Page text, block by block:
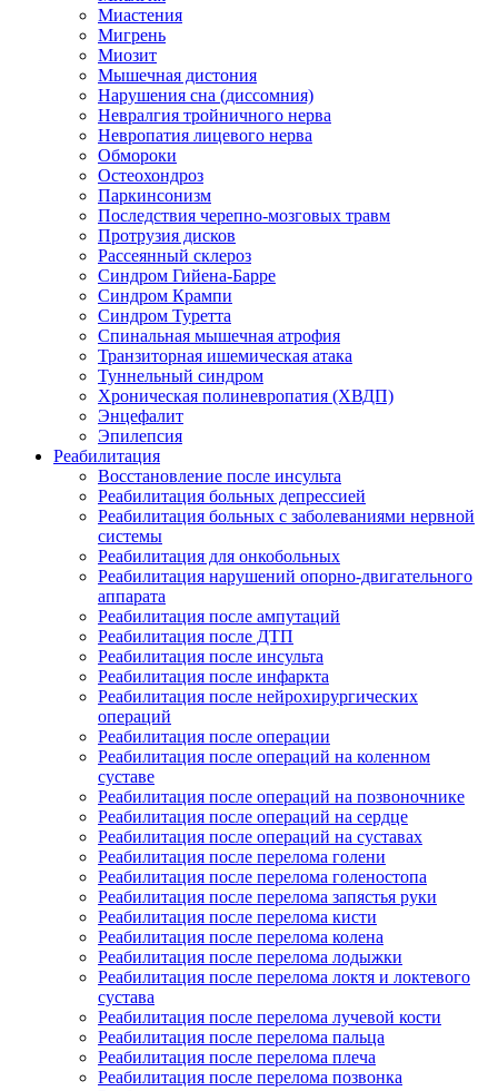
Миастения
Мигрень
Миозит
Мышечная дистония
Нарушения сна (диссомния)
Невралгия тройничного нерва
Невропатия лицевого нерва
Обмороки
Остеохондроз
Паркинсонизм
Последствия черепно-мозговых травм
Протрузия дисков
Рассеянный склероз
Синдром Гийена-Барре
Синдром Крампи
Синдром Туретта
Спинальная мышечная атрофия
Транзиторная ишемическая атака
Туннельный синдром
Хроническая полиневропатия (ХВДП)
Энцефалит
Эпилепсия
Реабилитация
Восстановление после инсульта
Реабилитация больных депрессией
Реабилитация больных с заболеваниями нервной
системы
Реабилитация для онкобольных
Реабилитация нарушений опорно-двигательного
аппарата
Реабилитация после ампутаций
Реабилитация после ДТП
Реабилитация после инсульта
Реабилитация после инфаркта
Реабилитация после нейрохирургических
операций
Реабилитация после операции
Реабилитация после операций на коленном
суставе
Реабилитация после операций на позвоночнике
Реабилитация после операций на сердце
Реабилитация после операций на суставах
Реабилитация после перелома голени
Реабилитация после перелома голеностопа
Реабилитация после перелома запястья руки
Реабилитация после перелома кисти
Реабилитация после перелома колена
Реабилитация после перелома лодыжки
Реабилитация после перелома локтя и локтевого
сустава
Реабилитация после перелома лучевой кости
Реабилитация после перелома пальца
Реабилитация после перелома плеча
Реабилитация после перелома позвонка